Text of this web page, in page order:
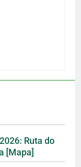
Ruta do
[Mapa]